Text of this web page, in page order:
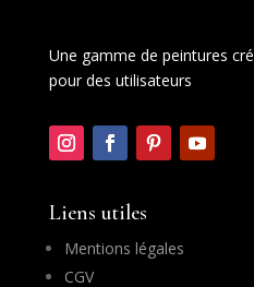
Une gamme de peintures
pour des utilisateurs
Liens utiles
Mentions légales
CGV